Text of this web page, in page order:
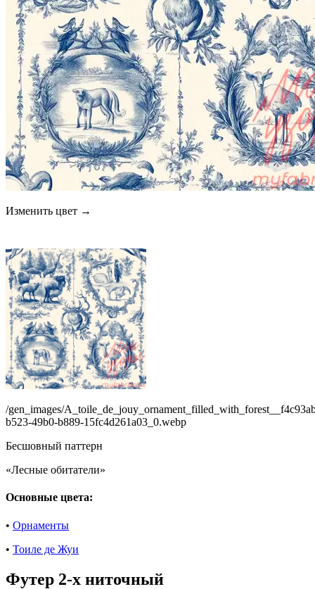
Изменить цвет →
/gen_images/
b523-49b0-b889-15fc4d261a03_0.webp
Бесшовный паттерн
«Лесные обитатели»
Основные цвета:
• Орнаменты
• Тоиле де Жуи
Футер 2-х ниточный